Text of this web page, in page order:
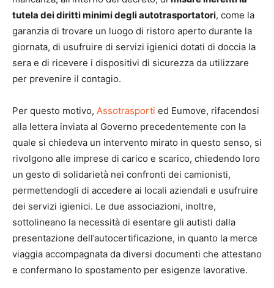
tutela dei diritti minimi degli autotrasportatori, come la
garanzia di trovare un luogo di ristoro aperto durante la
giornata, di usufruire di servizi igienici dotati di doccia la
sera e di ricevere i dispositivi di sicurezza da utilizzare
per prevenire il contagio.
Per questo motivo, Assotrasporti ed Eumove, rifacendosi
alla lettera inviata al Governo precedentemente con la
quale si chiedeva un intervento mirato in questo senso, si
rivolgono alle imprese di carico e scarico, chiedendo loro
un gesto di solidarietà nei confronti dei camionisti,
permettendogli di accedere ai locali aziendali e usufruire
dei servizi igienici. Le due associazioni, inoltre,
sottolineano la necessità di esentare gli autisti dalla
presentazione dell’autocertificazione, in quanto la merce
viaggia accompagnata da diversi documenti che attestano
e confermano lo spostamento per esigenze lavorative.